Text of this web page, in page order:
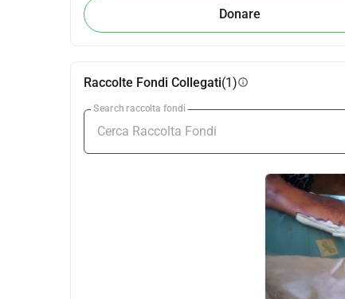
Abbiamo uno status ANBIDonare
Raccolte Fondi Collegati(1)info
Search raccolta fondi